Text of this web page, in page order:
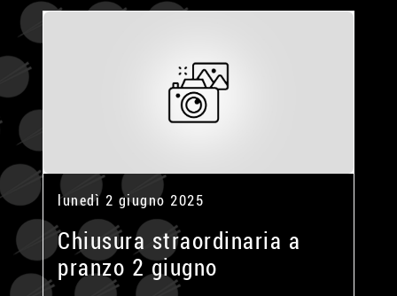
lunedì 2 giugno 2025
Chiusura straordinaria a
pranzo 2 giugno